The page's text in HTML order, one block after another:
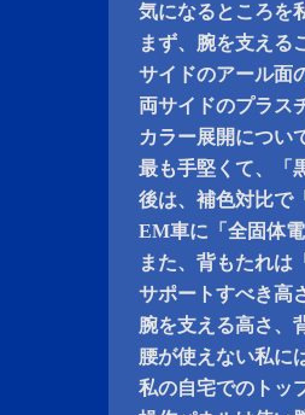
気になるところを
まず、腕を支える
サイドのアール面
両サイドのプラス
カラー展開につい
最も手堅くて、「
後は、補色対比で
EM車に「全固体
また、背もたれは
サポートすべき高
腕を支える高さ、
腰が使えない私に
私の自宅でのトッ